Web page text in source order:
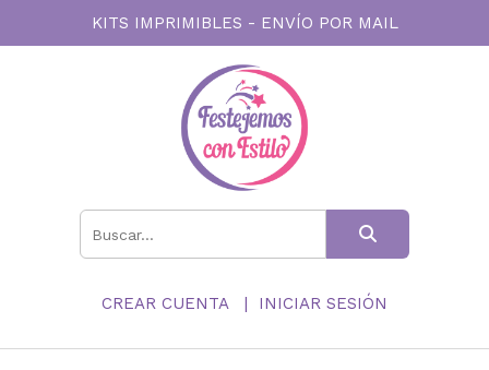
KITS IMPRIMIBLES - ENVÍO POR MAIL
CREAR CUENTA INICIAR SESIÓN